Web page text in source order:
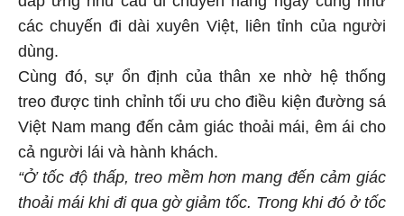
đáp ứng nhu cầu di chuyển hàng ngày cũng như
các chuyến đi dài xuyên Việt, liên tỉnh của người
dùng.
Cùng đó, sự ổn định của thân xe nhờ hệ thống
treo được tinh chỉnh tối ưu cho điều kiện đường sá
Việt Nam mang đến cảm giác thoải mái, êm ái cho
cả người lái và hành khách.
“Ở tốc độ thấp, treo mềm hơn mang đến cảm giác
thoải mái khi đi qua gờ giảm tốc. Trong khi đó ở tốc